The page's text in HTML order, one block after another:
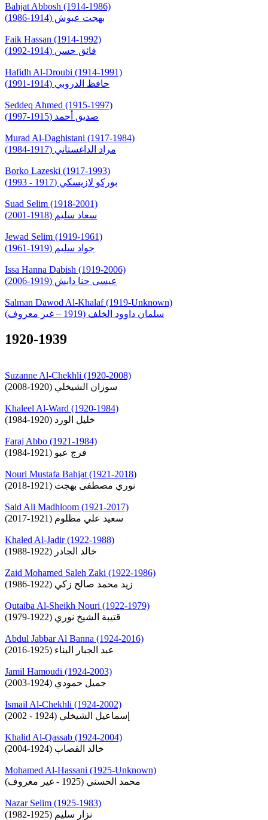
Bahjat Abbosh (1914-1986)
بهجت عبوش (1914-1986)
Faik Hassan (1914-1992)
فائق حسن (1914-1992)
Hafidh Al-Droubi (1914-1991)
حافظ الدروبي (1914-1991)
Seddeq Ahmed (1915-1997)
صديق أحمد (1915-1997)
Murad Al-Daghistani (1917-1984)
مراد الداغستاني (1917-1984)
Borko Lazeski (1917-1993)
بوركو لازيسكي (1917 - 1993)
Suad Selim (1918-2001)
سعاد سليم (1918-2001)
Jewad Selim (1919-1961)
جواد سليم (1919-1961)
Issa Hanna Dabish (1919-2006)
عيسى حنا دابش (1919-2006)
Salman Dawod Al-Khalaf (1919-Unknown)
سلمان داوود الخلف (1919 – غير معروف)
1920-1939
Suzanne Al-Chekhli (1920-2008)
سوزان الشيخلي (1920-2008)
Khaleel Al-Ward (1920-1984)
خليل الورد (1920-1984)
Faraj Abbo (1921-1984)
فرج عبو (1921-1984)
Nouri Mustafa Bahjat (1921-2018)
نوري مصطفى بهجت (1921-2018)
Said Ali Madhloom (1921-2017)
سعيد علي مظلوم (1921-2017)
Khaled Al-Jadir (1922-1988)
خالد الجادر (1922-1988)
Zaid Mohamed Saleh Zaki (1922-1986)
زيد محمد صالح زكي (1922-1986)
Qutaiba Al-Sheikh Nouri (1922-1979)
قتيبة الشيخ نوري (1922-1979)
Abdul Jabbar Al Banna (1924-2016)
عبد الجبار البناء (1925-2016)
Jamil Hamoudi (1924-2003)
جميل حمودي (1924-2003)
Ismail Al-Chekhli (1924-2002)
إسماعيل الشيخلي (1924 - 2002)
Khalid Al-Qassab (1924-2004)
خالد القصاب (1924-2004)
Mohamed Al-Hassani (1925-Unknown)
محمد الحسني (1925 - غير معروف)
Nazar Selim (1925-1983)
نزار سليم (1925-1982)